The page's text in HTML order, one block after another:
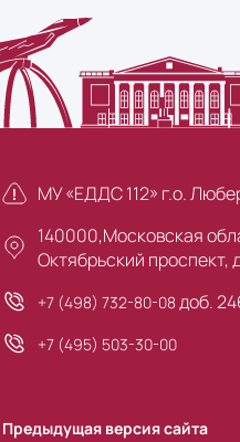
МУ «ЕДДС 112» г.о.
140000,Московская
Октябрьский проспект,
+7 (498) 732-80-08 доб.
+7 (495) 503-30-00
Предыдущая версия сайта